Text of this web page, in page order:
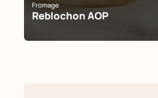
Fromage
Reblochon AOP